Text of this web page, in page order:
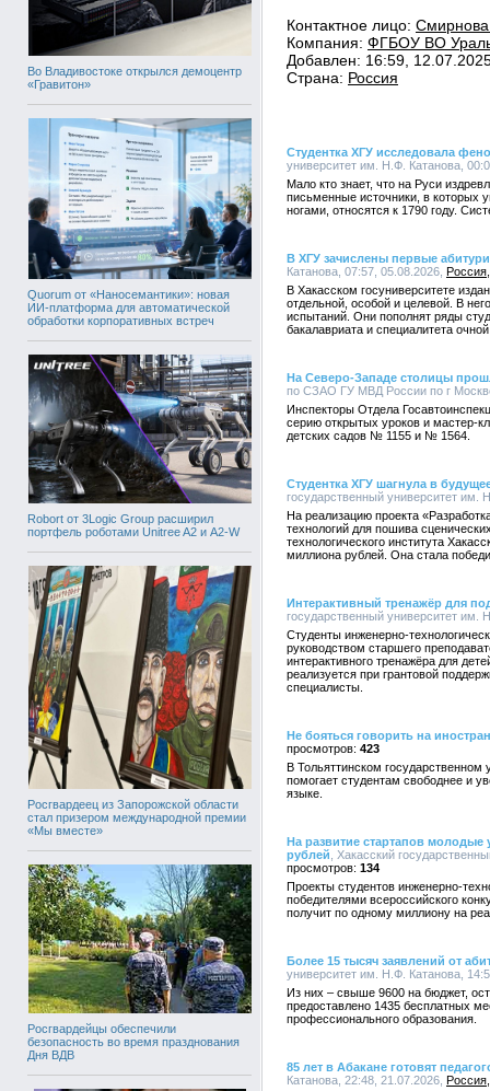
Во Владивостоке открылся демоцентр
«Гравитон»
Quorum от «Наносемантики»: новая
ИИ-платформа для автоматической
обработки корпоративных встреч
Robort от 3Logic Group расширил
портфель роботами Unitree A2 и A2-W
Росгвардеец из Запорожской области
стал призером международной премии
«Мы вместе»
Росгвардейцы обеспечили
безопасность во время празднования
Дня ВДВ
Контактное лицо:
Компания: ФГБОУ ВО
Добавлен: 16:59,
Страна: Россия
Студентка ХГУ исследовала
университет им. Н.Ф. Катанова,
Мало кто знает, что на Руси
письменные источники, в
ногами, относятся к 1790 году.
В ХГУ зачислены первые
Катанова, 07:57, 05.08.2026, Россия
В Хакасском госуниверситете
отдельной, особой и целевой. В
испытаний. Они пополнят ряды
бакалавриата и специалитета
На Северо-Западе столицы
по СЗАО ГУ МВД России по г
Инспекторы Отдела
серию открытых уроков и мастер-
детских садов № 1155 и № 1564.
Студентка ХГУ шагнула в
государственный университет им.
На реализацию проекта
технологий для пошива
технологического института
миллиона рублей. Она стала
Интерактивный тренажёр для
государственный университет им.
Студенты инженерно-
руководством старшего
интерактивного тренажёра для
реализуется при грантовой
специалисты.
Не бояться говорить на
423
В Тольяттинском государственном
помогает студентам свободнее и
языке.
На развитие стартапов
рублей , Хакасский
134
Проекты студентов инженерно-
победителями всероссийского
получит по одному миллиону на
Более 15 тысяч заявлений от
университет им. Н.Ф. Катанова,
Из них – свыше 9600 на бюджет,
предоставлено 1435 бесплатных
профессионального образования.
85 лет в Абакане готовят
Катанова, 22:48, 21.07.2026, Россия